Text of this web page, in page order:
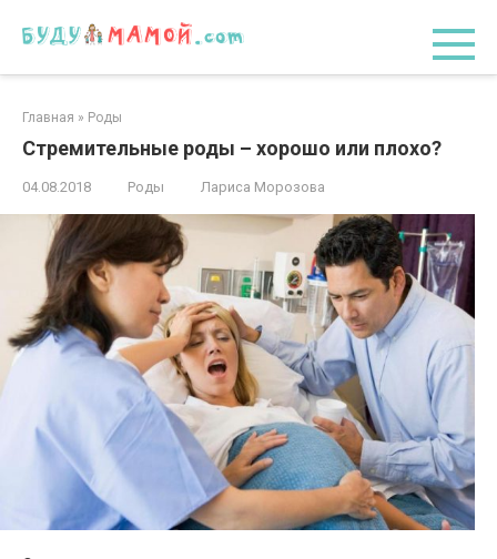
Главная » Роды
Стремительные роды – хорошо или плохо?
04.08.2018 Роды Лариса Морозова